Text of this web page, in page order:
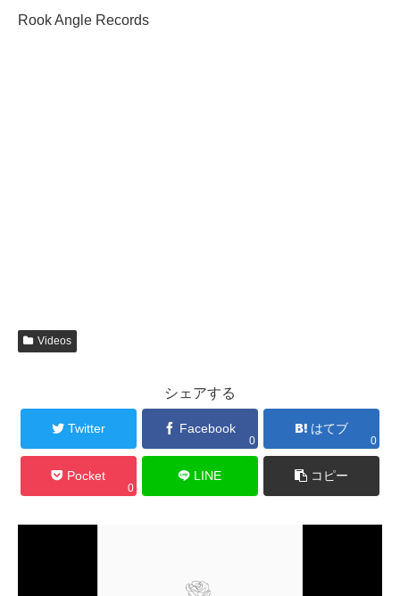
Rook Angle Records
Videos
シェアする
Twitter Facebook
0
はてブ
0
Pocket
0
LINE コピー